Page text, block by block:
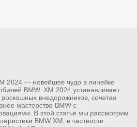
2024 — новейшее чудо в линейке
BMW. XM 2024 устанавливает
внедорожников, сочетая
мастерство BMW с
В этой статье мы рассмотрим
BMW XM, в частности